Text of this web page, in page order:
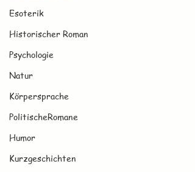
Esoterik
Historischer Roman
Psychologie
Natur
Körpersprache
PolitischeRomane
Humor
Kurzgeschichten